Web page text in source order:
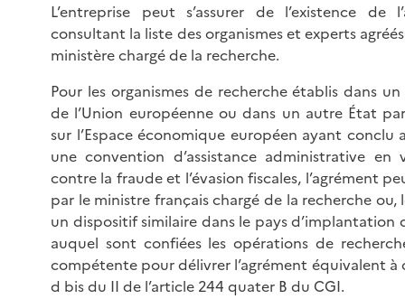
L’entreprise peut s’assurer de l’existence de
consultant la liste des organismes et experts
ministère chargé de la recherche.
Pour les organismes de recherche établis dans
de l’Union européenne ou dans un autre État
sur l’Espace économique européen ayant conclu
une convention d’assistance administrative
contre la fraude et l’évasion fiscales, l’agrément
par le ministre français chargé de la recherche ou,
un dispositif similaire dans le pays d’implantation
auquel sont confiées les opérations de
compétente pour délivrer l’agrément équivalent à
d bis du II de l’article 244 quater B du CGI.